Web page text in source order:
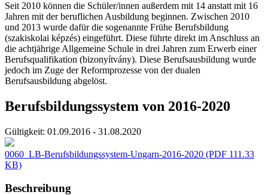
Seit 2010 können die Schüler/innen außerdem mit 14 anstatt mit 16
Jahren mit der beruflichen Ausbildung beginnen. Zwischen 2010
und 2013 wurde dafür die sogenannte Frühe Berufsbildung
(szakiskolai képzés) eingeführt. Diese führte direkt im Anschluss an
die achtjährige Allgemeine Schule in drei Jahren zum Erwerb einer
Berufsqualifikation (bizonyítvány). Diese Berufsausbildung wurde
jedoch im Zuge der Reformprozesse von der dualen
Berufsausbildung abgelöst.
Berufsbildungssystem von 2016-2020
Gültigkeit: 01.09.2016 - 31.08.2020
0060_LB-Berufsbildungssystem-Ungarn-2016-2020 (PDF 111.33
KB)
Beschreibung